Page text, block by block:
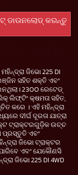
ଡାଉନଲୋଡ୍ କରନ୍ତୁ
ଜିଭୋ 225 DI
ସହିତ ଶକ୍ତି ଏବଂ
2300 ରେଟେଡ୍
ଲିଫ୍ଟିଂ କ୍ଷମତା ସହିତ,
କରେ । ଏହି ମହିନ୍ଦ୍ରା
ଦୀର୍ଘ ଦୂରତା ଯାତ୍ରା
ଟ୍ରାକ୍ଟରଗୁଡ଼ିକ ଉଚ୍ଚ
ଏବଂ
ଜିଭୋ ଟ୍ରାକ୍ଟର
ଏବଂ ଯେକୌଣସି
ଜିଭୋ 225 DI 4WD